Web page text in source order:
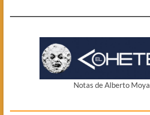
Notas de Alberto Moya